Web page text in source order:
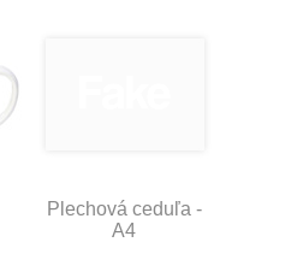
Plechová ceduľa -
A4